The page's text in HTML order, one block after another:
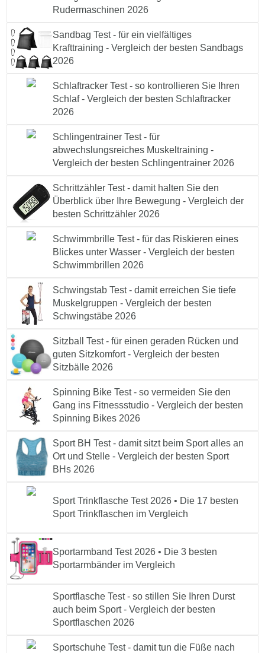
Rudermaschinen 2026
Sandbag Test - für ein vielfältiges
Krafttraining - Vergleich der besten Sandbags
2026
Schlaftracker Test - so kontrollieren Sie Ihren
Schlaf - Vergleich der besten Schlaftracker
2026
Schlingentrainer Test - für
abwechslungsreiches Muskeltraining -
Vergleich der besten Schlingentrainer 2026
Schrittzähler Test - damit halten Sie den
Überblick über Ihre Bewegung - Vergleich der
besten Schrittzähler 2026
Schwimmbrille Test - für das Riskieren eines
Blickes unter Wasser - Vergleich der besten
Schwimmbrillen 2026
Schwingstab Test - damit erreichen Sie tiefe
Muskelgruppen - Vergleich der besten
Schwingstäbe 2026
Sitzball Test - für einen geraden Rücken und
guten Sitzkomfort - Vergleich der besten
Sitzbälle 2026
Spinning Bike Test - so vermeiden Sie den
Gang ins Fitnessstudio - Vergleich der besten
Spinning Bikes 2026
Sport BH Test - damit sitzt beim Sport alles an
Ort und Stelle - Vergleich der besten Sport
BHs 2026
Sport Trinkflasche Test 2026 • Die 17 besten
Sport Trinkflaschen im Vergleich
Sportarmband Test 2026 • Die 3 besten
Sportarmbänder im Vergleich
Sportflasche Test - so stillen Sie Ihren Durst
auch beim Sport - Vergleich der besten
Sportflaschen 2026
Sportschuhe Test - damit tun die Füße nach